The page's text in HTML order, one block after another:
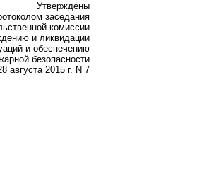
Утверждены
заседания
комиссии
и ликвидации
и обеспечению
безопасности
августа 2015 г. N 7